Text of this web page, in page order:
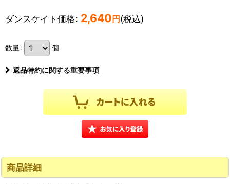
ダンスケイト価格: 2,640 円 (税込)
数量: 個
返品特約に関する重要事項
商品詳細